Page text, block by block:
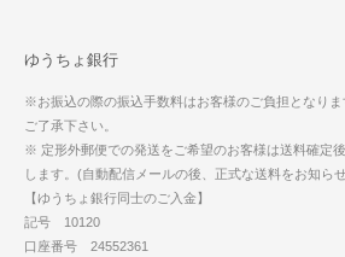
ゆうちょ銀行
※お振込の際の振込手数料はお客様のご負担となりま
ご了承下さい。
※ 定形外郵便での発送をご希望のお客様は送料確定
します。(自動配信メールの後、正式な送料をお知ら
【ゆうちょ銀行同士のご入金】
記号 10120
口座番号 24552361